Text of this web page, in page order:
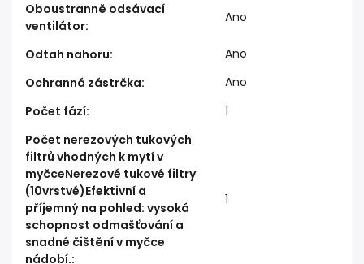
Oboustranně odsávací
ventilátor:
Ano
Odtah nahoru:
Ano
Ochranná zástrčka:
Ano
Počet fází:
1
Počet nerezových tukových
filtrů vhodných k mytí v
myčceNerezové tukové filtry
(10vrstvé)Efektivní a
příjemný na pohled: vysoká
schopnost odmašťování a
snadné čištění v myčce
nádobí.:
1